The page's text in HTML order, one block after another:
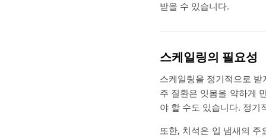
받을 수 있습니다.
스케일링의 필요성
스케일링을 정기적으로
주 질환은 잇몸을 약하게
야 할 수도 있습니다. 정기
또한, 치석은 입 냄새의